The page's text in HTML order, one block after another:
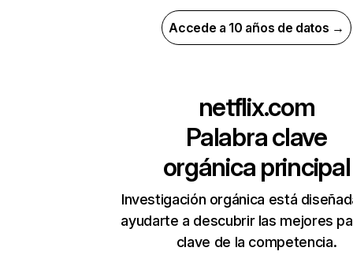
Accede a 10 años de datos →
netflix.com
Palabra clave
orgánica principal
Investigación orgánica está
ayudarte a descubrir las mejores
clave de la competencia.